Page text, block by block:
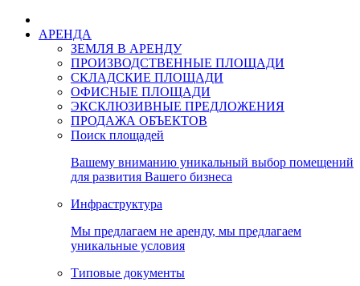
АРЕНДА
ЗЕМЛЯ В АРЕНДУ
ПРОИЗВОДСТВЕННЫЕ ПЛОЩАДИ
СКЛАДСКИЕ ПЛОЩАДИ
ОФИСНЫЕ ПЛОЩАДИ
ЭКСКЛЮЗИВНЫЕ ПРЕДЛОЖЕНИЯ
ПРОДАЖА ОБЪЕКТОВ
Поиск площадей
Вашему вниманию уникальный выбор помещений
для развития Вашего бизнеса
Инфраструктура
Мы предлагаем не аренду, мы предлагаем
уникальные условия
Типовые документы